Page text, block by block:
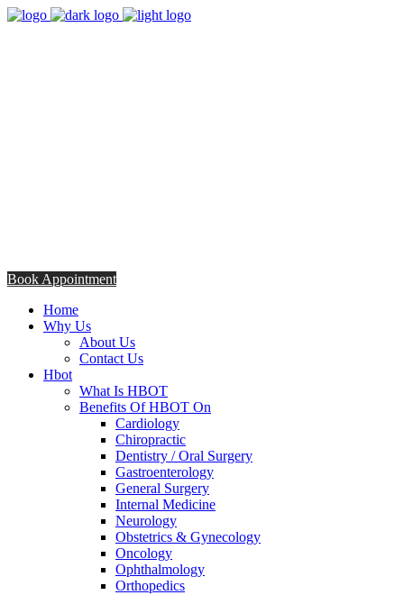
Book Appointment
Home
Why Us
About Us
Contact Us
Hbot
What Is HBOT
Benefits Of HBOT On
Cardiology
Chiropractic
Dentistry / Oral Surgery
Gastroenterology
General Surgery
Internal Medicine
Neurology
Obstetrics & Gynecology
Oncology
Ophthalmology
Orthopedics